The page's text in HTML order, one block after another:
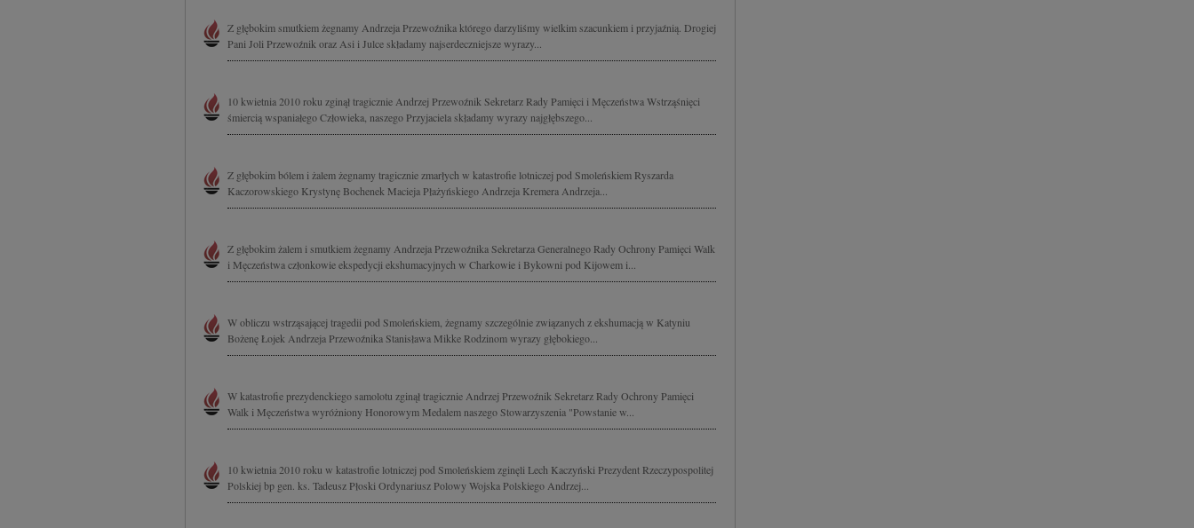
Z głębokim smutkiem żegnamy Andrzeja Przewoźnika którego darzyliśmy wielkim szacunkiem i przyjaźnią. Drogiej
Pani Joli Przewoźnik oraz Asi i Julce składamy najserdeczniejsze wyrazy...
10 kwietnia 2010 roku zginął tragicznie Andrzej Przewoźnik Sekretarz Rady Pamięci i Męczeństwa Wstrząśnięci
śmiercią wspaniałego Człowieka, naszego Przyjaciela składamy wyrazy najgłębszego...
Z głębokim bólem i żalem żegnamy tragicznie zmarłych w katastrofie lotniczej pod Smoleńskiem Ryszarda
Kaczorowskiego Krystynę Bochenek Macieja Płażyńskiego Andrzeja Kremera Andrzeja...
Z głębokim żalem i smutkiem żegnamy Andrzeja Przewoźnika Sekretarza Generalnego Rady Ochrony Pamięci Walk
i Męczeństwa członkowie ekspedycji ekshumacyjnych w Charkowie i Bykowni pod Kijowem i...
W obliczu wstrząsającej tragedii pod Smoleńskiem, żegnamy szczególnie związanych z ekshumacją w Katyniu
Bożenę Łojek Andrzeja Przewoźnika Stanisława Mikke Rodzinom wyrazy głębokiego...
W katastrofie prezydenckiego samolotu zginął tragicznie Andrzej Przewoźnik Sekretarz Rady Ochrony Pamięci
Walk i Męczeństwa wyróżniony Honorowym Medalem naszego Stowarzyszenia "Powstanie w...
10 kwietnia 2010 roku w katastrofie lotniczej pod Smoleńskiem zginęli Lech Kaczyński Prezydent Rzeczypospolitej
Polskiej bp gen. ks. Tadeusz Płoski Ordynariusz Polowy Wojska Polskiego Andrzej...